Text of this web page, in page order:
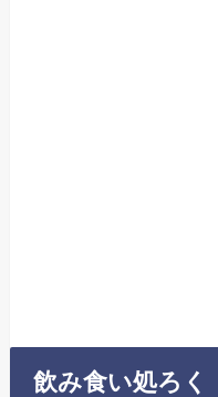
飲み食い処ろく